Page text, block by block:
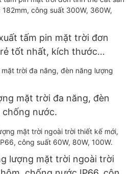
tấm pin mặt trời đơn
tốt nhất, kích thước
360W, 400W.
mặt trời đa năng, đèn
nước.
lượng mặt trời ngoài trời